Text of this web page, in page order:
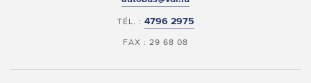
TÉL. : 4796 2975
FAX : 29 68 08